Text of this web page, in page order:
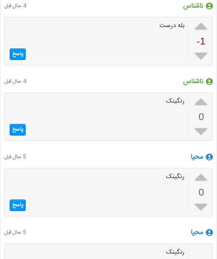
ناشناس 4 سال قبل

-1

بله درست
پاسخ
ناشناس 4 سال قبل

0

رنگینک
پاسخ
محیا 5 سال قبل

0

رنگینک
پاسخ
محیا 5 سال قبل
رنگینک